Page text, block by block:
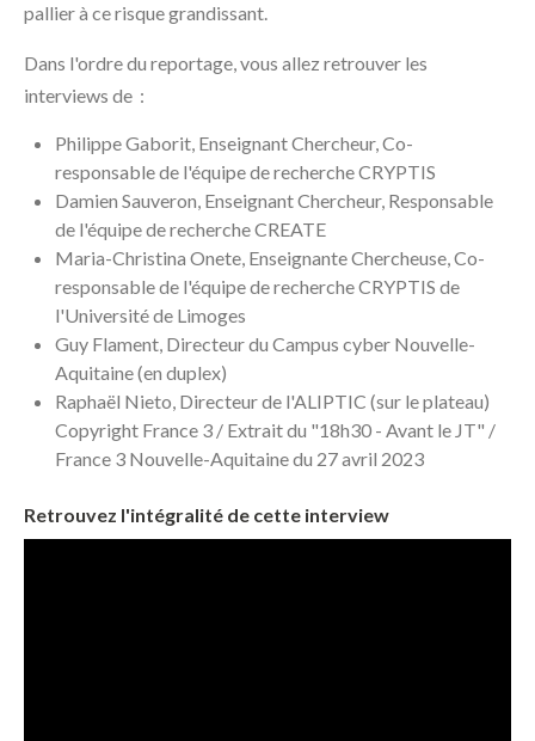
pallier à ce risque grandissant.
Dans l'ordre du reportage, vous allez retrouver les
interviews de :
Philippe Gaborit, Enseignant Chercheur, Co-
responsable de l'équipe de recherche CRYPTIS
Damien Sauveron, Enseignant Chercheur, Responsable
de l'équipe de recherche CREATE
Maria-Christina Onete, Enseignante Chercheuse, Co-
responsable de l'équipe de recherche CRYPTIS de
l'Université de Limoges
Guy Flament, Directeur du Campus cyber Nouvelle-
Aquitaine (en duplex)
Raphaël Nieto, Directeur de l'ALIPTIC (sur le plateau)
Copyright France 3 / Extrait du "18h30 - Avant le JT" /
France 3 Nouvelle-Aquitaine du 27 avril 2023
Retrouvez l'intégralité de cette interview